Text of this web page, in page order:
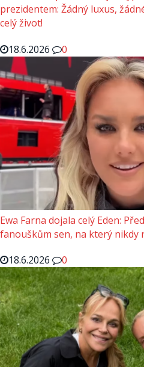
prezidentem: Žádný luxus,
celý život!
18.6.2026
0
Ewa Farna dojala celý Eden:
fanouškům sen, na který nikdy
18.6.2026
0